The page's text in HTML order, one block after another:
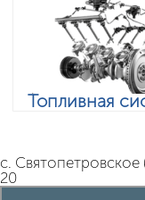
Топливная
с. Святопетровское
20